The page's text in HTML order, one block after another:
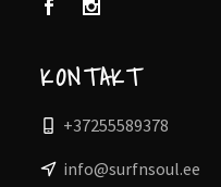
KONTAKT
+37255589378
info@surfnsoul.ee